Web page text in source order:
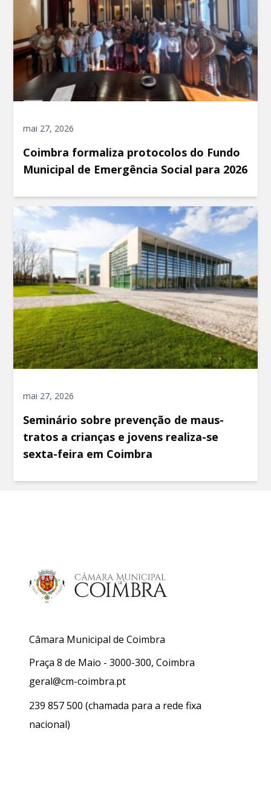
mai 27, 2026
Coimbra formaliza protocolos do Fundo
Municipal de Emergência Social para 2026
mai 27, 2026
Seminário sobre prevenção de maus-
tratos a crianças e jovens realiza-se
sexta-feira em Coimbra
Câmara Municipal de Coimbra
Praça 8 de Maio - 3000-300, Coimbra
geral@cm-coimbra.pt
239 857 500 (chamada para a rede fixa
nacional)